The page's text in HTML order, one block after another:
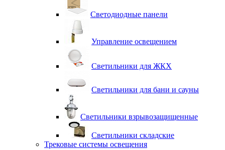
Светодиодные панели
Управление освещением
Светильники для ЖКХ
Светильники для бани и сауны
Светильники взрывозащищенные
Светильники складские
Трековые системы освещения